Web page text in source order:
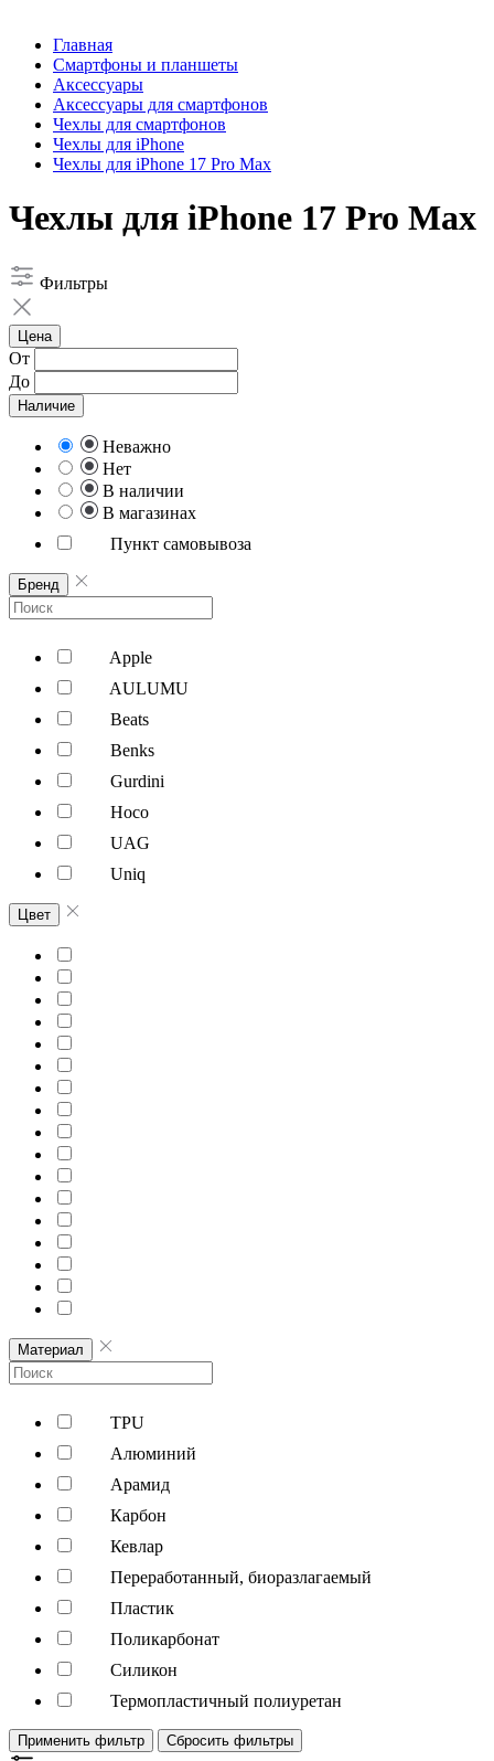
Главная
Смартфоны и планшеты
Аксессуары
Аксессуары для смартфонов
Чехлы для смартфонов
Чехлы для iPhone
Чехлы для iPhone 17 Pro Max
Чехлы для iPhone 17 Pro Max
Фильтры
Цена
От
До
Наличие
Неважно
Нет
В наличии
В магазинах
Пункт самовывоза
Бренд
Apple
AULUMU
Beats
Benks
Gurdini
Hoco
UAG
Uniq
Цвет
Материал
TPU
Алюминий
Арамид
Карбон
Кевлар
Переработанный, биоразлагаемый
Пластик
Поликарбонат
Силикон
Термопластичный полиуретан
Применить фильтр Сбросить фильтры